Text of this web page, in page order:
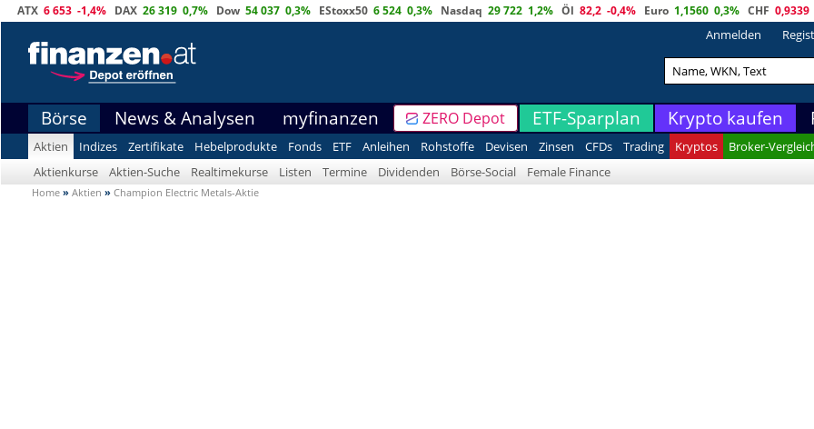
ATX 6 653 -1,4% DAX 26 319 0,7% Dow 54 037 0,3% EStoxx50 6 524 0,3% Nasdaq 29 722 1,2% Öl 82,2 -0,4% Euro 1,1560 0,3% CHF 0,9339
Anmelden
Börse News & Analysen myfinanzen ZERO Depot ETF-Sparplan Krypto kaufen
Aktien Indizes Zertifikate Hebelprodukte Fonds ETF Anleihen Rohstoffe Devisen Zinsen CFDs Trading Kryptos
Broker-
Aktienkurse
Aktien-Suche Realtimekurse Listen Termine Dividenden Börse-Social Female Finance
Home » Aktien » Champion Electric Metals-Aktie